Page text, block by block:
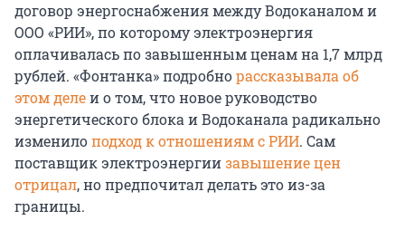
договор энергоснабжения между Водоканалом и
ООО «РИИ», по которому электроэнергия
оплачивалась по завышенным ценам на 1,7 млрд
рублей. «Фонтанка» подробнорассказывала об
этом делеи о том, что новое руководство
энергетического блока и Водоканала радикально
изменилоподход к отношениям с РИИ. Сам
поставщик электроэнергиизавышение цен
отрицал, но предпочитал делать это из-за
границы.